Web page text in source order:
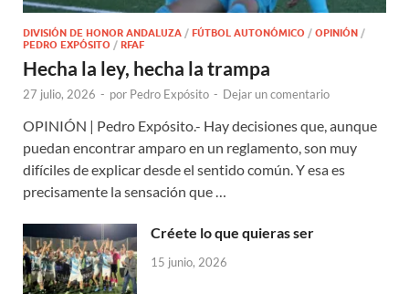
DIVISIÓN DE HONOR ANDALUZA / FÚTBOL AUTONÓMICO / OPINIÓN /
PEDRO EXPÓSITO / RFAF
Hecha la ley, hecha la trampa
27 julio, 2026 - por Pedro Expósito - Dejar un comentario
OPINIÓN | Pedro Expósito.- Hay decisiones que, aunque
puedan encontrar amparo en un reglamento, son muy
difíciles de explicar desde el sentido común. Y esa es
precisamente la sensación que …
Créete lo que quieras ser
15 junio, 2026